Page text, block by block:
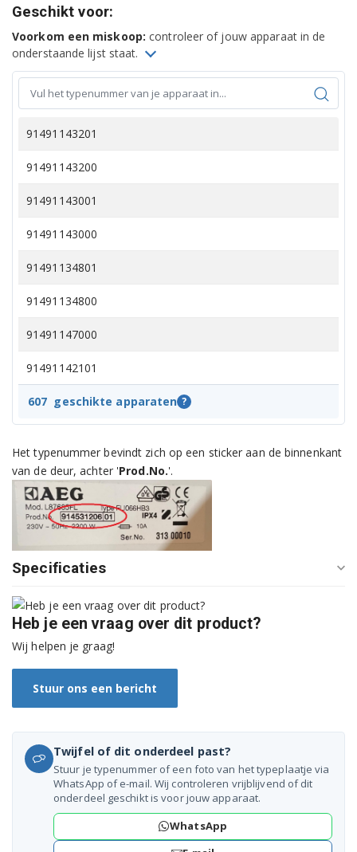
Geschikt voor:
Voorkom een miskoop: controleer of jouw apparaat in de
onderstaande lijst staat.
91491143201
91491143200
91491143001
91491143000
91491134801
91491134800
91491147000
91491142101
91491142102
91491146901
91491142100
91491138000
91491141500
91491141502
91491141501
91491132700
91491132701
91491041100
91491132900
607 geschikte apparaten ?
Het typenummer bevindt zich op een sticker aan de binnenkant
van de deur, achter 'Prod.No.'.
Specificaties
Heb je een vraag over dit product?
Wij helpen je graag!
Stuur ons een bericht
Twijfel of dit onderdeel past?
Stuur je typenummer of een foto van het typeplaatje via
WhatsApp of e-mail. Wij controleren vrijblijvend of dit
onderdeel geschikt is voor jouw apparaat.
WhatsApp